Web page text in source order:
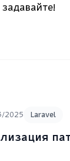
2025 Laravel